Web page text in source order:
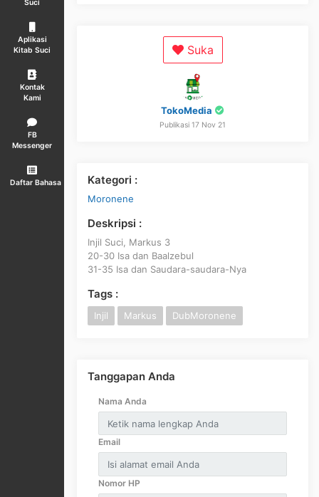
Suci
Aplikasi
Kitab Suci
Kontak
Kami
FB
Messenger
Daftar Bahasa
Suka
TokoMedia
Publikasi 17 Nov 21
Kategori :
Moronene
Deskripsi :
Injil Suci, Markus 3
20-30 Isa dan Baalzebul
31-35 Isa dan Saudara-saudara-Nya
Tags :
Injil Markus DubMoronene
Tanggapan Anda
Nama Anda
Email
Nomor HP